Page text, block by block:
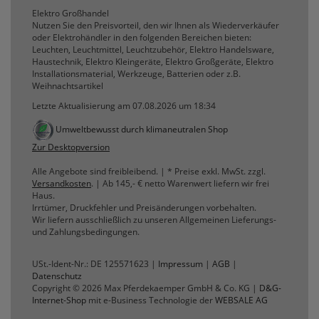
erneutem Aufruf die entsprechende Auswahl
ausgeben zu können.
Google Maps
Alle Cookies akzeptieren
Elektro Großhandel
Nutzen Sie den Preisvorteil, den wir Ihnen als Wiederverkäufer
oder Elektrohändler in den folgenden Bereichen bieten:
Leuchten, Leuchtmittel, Leuchtzubehör, Elektro Handelsware,
Haustechnik, Elektro Kleingeräte, Elektro Großgeräte, Elektro
Installationsmaterial, Werkzeuge, Batterien oder z.B.
Weihnachtsartikel
Letzte Aktualisierung am 07.08.2026 um 18:34
Umweltbewusst durch klimaneutralen Shop
Zur Desktopversion
Alle Angebote sind freibleibend. | * Preise exkl. MwSt. zzgl.
Versandkosten. | Ab 145,- € netto Warenwert liefern wir frei
Haus.
Irrtümer, Druckfehler und Preisänderungen vorbehalten.
Wir liefern ausschließlich zu unseren Allgemeinen Lieferungs-
und Zahlungsbedingungen.
USt.-Ident-Nr.: DE 125571623 | Impressum | AGB |
Datenschutz
Copyright © 2026 Max Pferdekaemper GmbH & Co. KG | D&G-
Internet-Shop mit e-Business Technologie derWEBSALE AG